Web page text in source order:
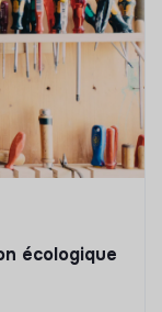
écologique